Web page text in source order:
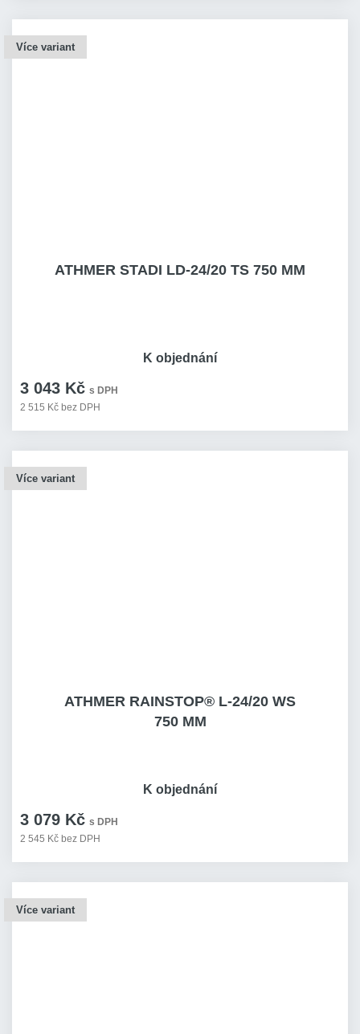
Více variant
ATHMER STADI LD-24/20 TS 750 MM
3 043 Kč s DPH
2 515 Kč bez DPH
K objednání
Více variant
ATHMER RAINSTOP® L-24/20 WS
750 MM
3 079 Kč s DPH
2 545 Kč bez DPH
K objednání
Více variant